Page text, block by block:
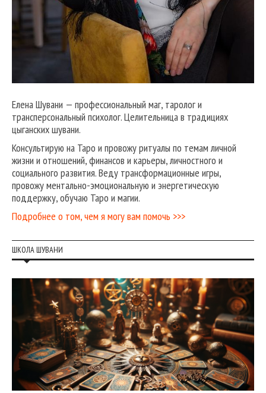
Елена Шувани — профессиональный маг, таролог и
трансперсональный психолог. Целительница в традициях
цыганских шувани.
Консультирую на Таро и провожу ритуалы по темам личной
жизни и отношений, финансов и карьеры, личностного и
социального развития. Веду трансформационные игры,
провожу ментально-эмоциональную и энергетическую
поддержку, обучаю Таро и магии.
Подробнее о том, чем я могу вам помочь >>>
ШКОЛА ШУВАНИ